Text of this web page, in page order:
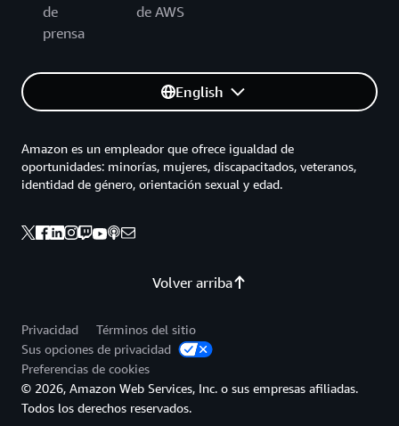
de
prensa
de AWS
English
Volver arriba
Amazon es un empleador que ofrece igualdad de
oportunidades: minorías, mujeres, discapacitados, veteranos,
identidad de género, orientación sexual y edad.
Privacidad
Términos del sitio
Sus opciones de privacidad
Preferencias de cookies
© 2026, Amazon Web Services, Inc. o sus empresas afiliadas.
Todos los derechos reservados.